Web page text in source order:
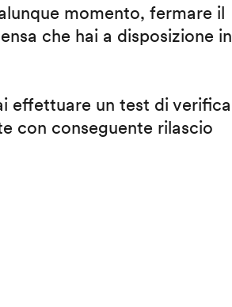
momento, fermare il
che hai a disposizione in
effettuare un test di verifica
con conseguente rilascio